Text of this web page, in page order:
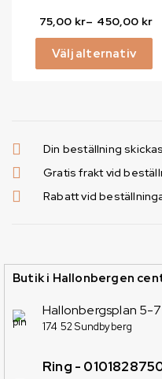
75,00 kr– 450,00 kr
Välj alternativ
Din beställning
Gratis frakt vid
Rabatt vid
Butik i Hallonbergen
Hallonbergsplan 5-7
174 52 Sundbyberg
Ring -